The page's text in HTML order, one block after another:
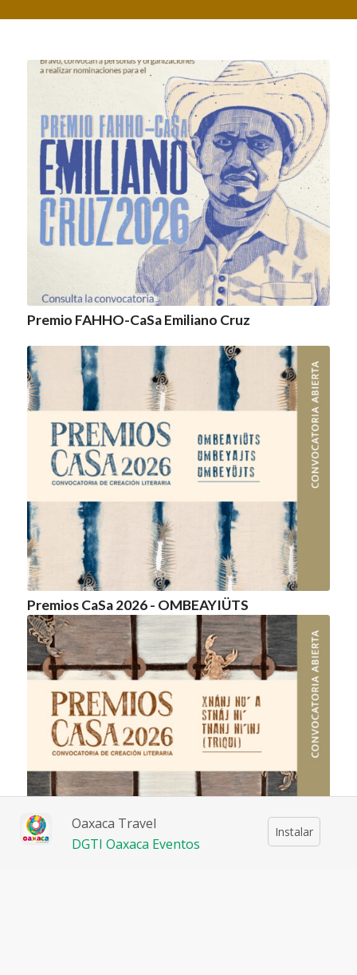
Premio FAHHO-CaSa Emiliano Cruz
Premios CaSa 2026 - OMBEAYIÜTS
Oaxaca Travel
DGTI Oaxaca Eventos
Instalar